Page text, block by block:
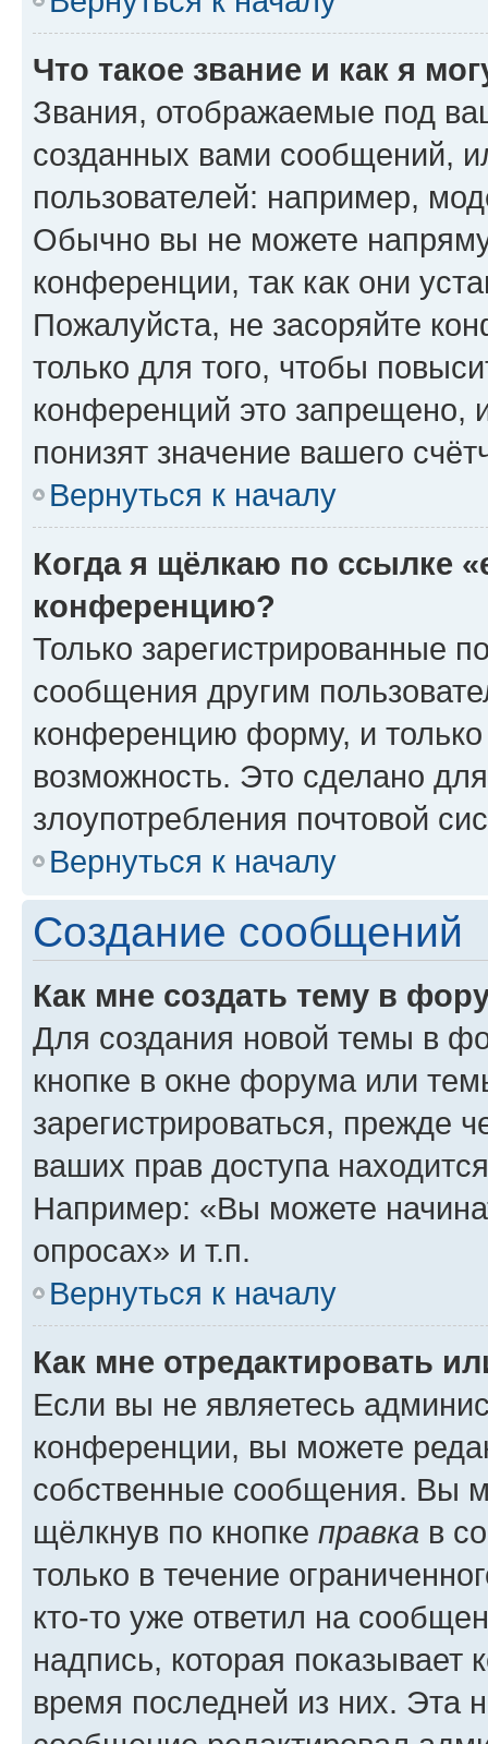
Что такое звание и как я
Звания, отображаемые под
созданных вами сообщений,
пользователей: например,
Обычно вы не можете
конференции, так как они
Пожалуйста, не засоряйте
только для того, чтобы
конференций это запрещено,
понизят значение вашего
Вернуться к началу
Когда я щёлкаю по ссылке
конференцию?
Только зарегистрированные
сообщения другим
конференцию форму, и
возможность. Это сделано
злоупотребления почтовой
Вернуться к началу
Создание сообщений
Как мне создать тему в
Для создания новой темы в
кнопке в окне форума или
зарегистрироваться, прежде
ваших прав доступа
Например: «Вы можете
опросах» и т.п.
Вернуться к началу
Как мне отредактировать
Если вы не являетесь
конференции, вы можете
собственные сообщения. Вы
щёлкнув по кнопке правка в
только в течение
кто-то уже ответил на
надпись, которая показывает
время последней из них. Эта